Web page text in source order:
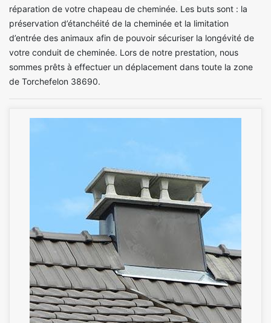
réparation de votre chapeau de cheminée. Les buts sont : la
préservation d’étanchéité de la cheminée et la limitation
d’entrée des animaux afin de pouvoir sécuriser la longévité de
votre conduit de cheminée. Lors de notre prestation, nous
sommes prêts à effectuer un déplacement dans toute la zone
de Torchefelon 38690.